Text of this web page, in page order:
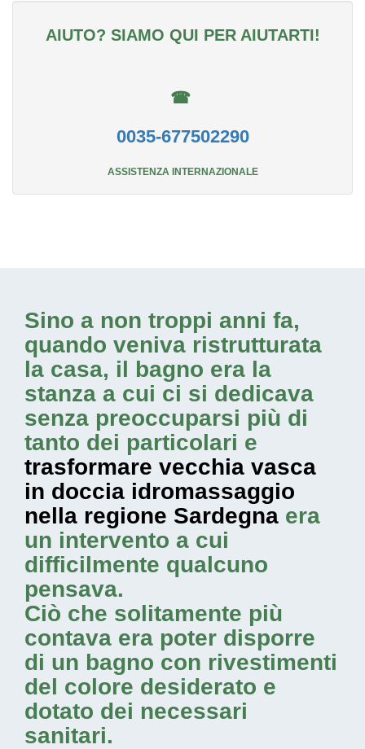
AIUTO? SIAMO QUI PER AIUTARTI!
☎
0035-677502290
ASSISTENZA INTERNAZIONALE
Sino a non troppi anni fa,
quando veniva ristrutturata
la casa, il bagno era la
stanza a cui ci si dedicava
senza preoccuparsi più di
tanto dei particolari e
trasformare vecchia vasca
in doccia idromassaggio
nella regione Sardegna era
un intervento a cui
difficilmente qualcuno
pensava.
Ciò che solitamente più
contava era poter disporre
di un bagno con rivestimenti
del colore desiderato e
dotato dei necessari
sanitari.